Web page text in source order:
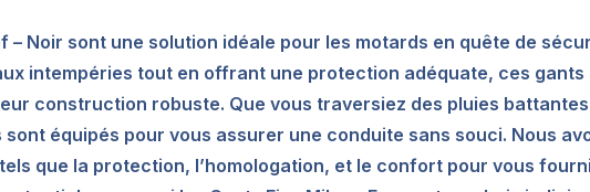
– Noir sont une solution idéale pour les motards en quête de
intempéries tout en offrant une protection adéquate, ces gants
construction robuste. Que vous traversiez des pluies
équipés pour vous assurer une conduite sans souci. Nous
que la protection, l’homologation, et le confort pour vous